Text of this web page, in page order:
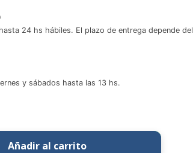
24 hs hábiles. El plazo de entrega depende del
y sábados hasta las 13 hs.
Añadir al carrito